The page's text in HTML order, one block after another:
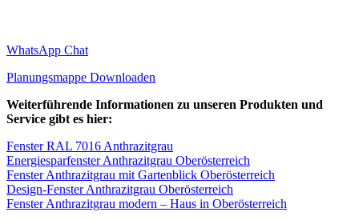
WhatsApp Chat
Planungsmappe Downloaden
Weiterführende Informationen zu unseren Produkten und
Service gibt es hier:
Fenster RAL 7016 Anthrazitgrau
Energiesparfenster Anthrazitgrau Oberösterreich
Fenster Anthrazitgrau mit Gartenblick Oberösterreich
Design-Fenster Anthrazitgrau Oberösterreich
Fenster Anthrazitgrau modern – Haus in Oberösterreich